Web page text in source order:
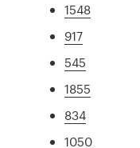
1548
917
545
1855
834
1050